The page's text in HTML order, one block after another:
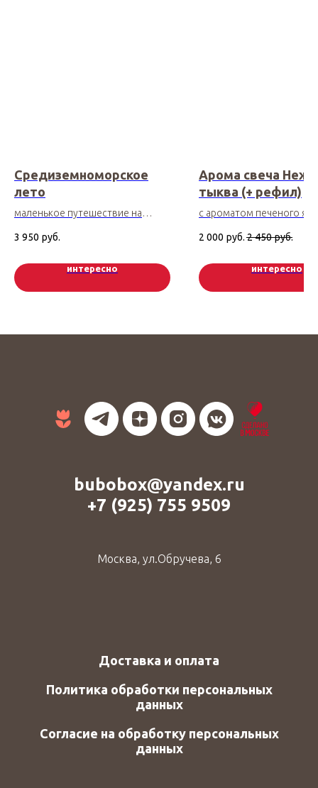
Средиземноморское
лето
маленькое путешествие на
3 950 руб.
интересно
Арома свеча
тыква (+ рефил)
с ароматом печеного
карамели
2 000 руб. 2 450 руб.
интересно
bubobox@yandex.ru
+7 (925) 755 9509
Москва, ул.Обручева, 6
Доставка и оплата
Политика обработки персональных
данных
Согласие на обработку персональных
данных